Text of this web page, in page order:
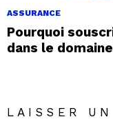
ASSURANCE
Pourquoi
dans le
LAISSER